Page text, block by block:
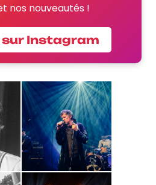
nos nouveautés !
sur Instagram